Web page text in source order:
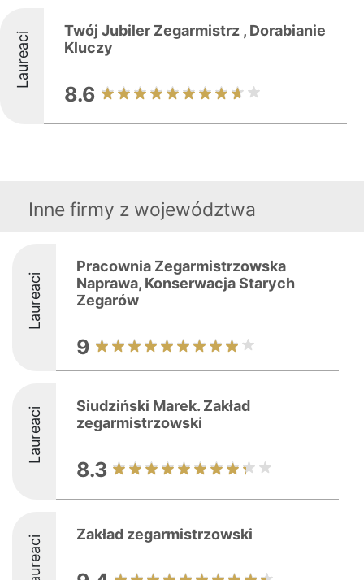
Laureaci
Twój Jubiler Zegarmistrz , Dorabianie
Kluczy
8.6
Inne firmy z województwa
Laureaci
Pracownia Zegarmistrzowska
Naprawa, Konserwacja Starych
Zegarów
9
Laureaci
Siudziński Marek. Zakład
zegarmistrzowski
8.3
Laureaci Zakład zegarmistrzowski